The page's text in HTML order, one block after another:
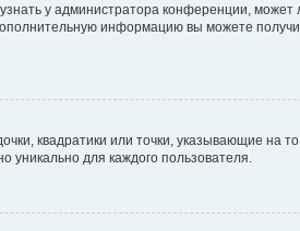
у администратора конференции, может
информацию вы можете
квадратики или точки, указывающие на
для каждого пользователя.